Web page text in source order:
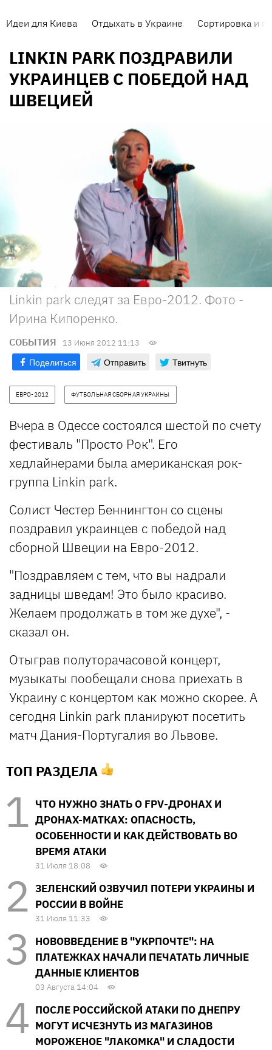
Идеи для Киева Отдыхать в Украине Сортировка и
LINKIN PARK ПОЗДРАВИЛИ
УКРАИНЦЕВ С ПОБЕДОЙ НАД
ШВЕЦИЕЙ
Linkin park следят за Евро-2012. Фото -
Ирина Кипоренко.
СОБЫТИЯ 13 Июня 2012 11:13
Поделиться Отправить Твитнуть
ЕВРО-2012 ФУТБОЛЬНАЯ СБОРНАЯ УКРАИНЫ
Вчера в Одессе состоялся шестой по счету
фестиваль "Просто Рок". Его
хедлайнерами была американская рок-
группа Linkin park.
Солист Честер Беннингтон со сцены
поздравил украинцев с победой над
сборной Швеции на Евро-2012.
"Поздравляем с тем, что вы надрали
задницы шведам! Это было красиво.
Желаем продолжать в том же духе", -
сказал он.
Отыграв полуторачасовой концерт,
музыкаты пообещали снова приехать в
Украину с концертом как можно скорее. А
сегодня Linkin park планируют посетить
матч Дания-Португалия во Львове.
ТОП РАЗДЕЛА
ЧТО НУЖНО ЗНАТЬ О FPV-ДРОНАХ И
ДРОНАХ-МАТКАХ: ОПАСНОСТЬ,
ОСОБЕННОСТИ И КАК ДЕЙСТВОВАТЬ ВО
ВРЕМЯ АТАКИ
31 Июля 18:08
ЗЕЛЕНСКИЙ ОЗВУЧИЛ ПОТЕРИ УКРАИНЫ И
РОССИИ В ВОЙНЕ
31 Июля 11:33
НОВОВВЕДЕНИЕ В "УКРПОЧТЕ": НА
ПЛАТЕЖКАХ НАЧАЛИ ПЕЧАТАТЬ ЛИЧНЫЕ
ДАННЫЕ КЛИЕНТОВ
03 Августа 14:04
ПОСЛЕ РОССИЙСКОЙ АТАКИ ПО ДНЕПРУ
МОГУТ ИСЧЕЗНУТЬ ИЗ МАГАЗИНОВ
МОРОЖЕНОЕ "ЛАКОМКА" И СЛАДОСТИ